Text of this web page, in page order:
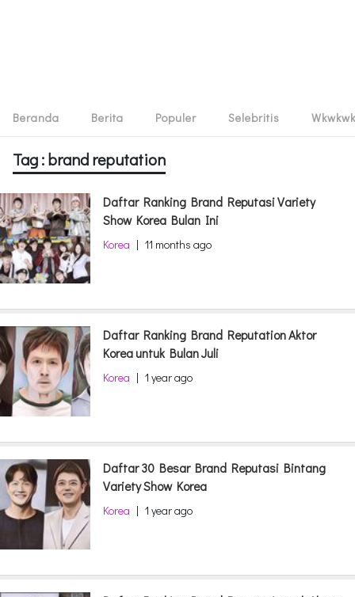
Beranda Berita Populer Selebritis Wkwkwk
Tag : brand reputation
Daftar Ranking Brand Reputasi Variety
Show Korea Bulan Ini
Korea | 11 months ago
Daftar Ranking Brand Reputation Aktor
Korea untuk Bulan Juli
Korea | 1 year ago
Daftar 30 Besar Brand Reputasi Bintang
Variety Show Korea
Korea | 1 year ago